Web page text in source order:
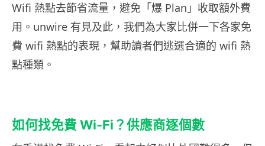
Wifi 熱點去節省流量，避免「爆 Plan」收取額外費
用。unwire 有見及此，我們為大家比併一下各家免
費 wifi 熱點的表現，幫助讀者們逃選合適的 wifi 熱
點種類。
如何找免費 Wi-Fi？供應商逐個數